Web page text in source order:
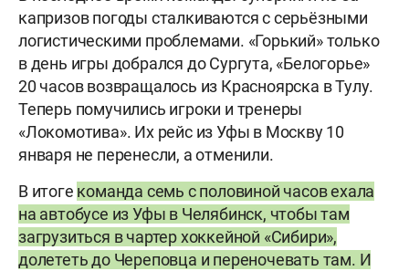
капризов погоды сталкиваются с серьёзными
логистическими проблемами. «Горький» только
в день игры добрался до Сургута, «Белогорье»
20 часов возвращалось из Красноярска в Тулу.
Теперь помучились игроки и тренеры
«Локомотива». Их рейс из Уфы в Москву 10
января не перенесли, а отменили.
В итоге команда семь с половиной часов ехала
на автобусе из Уфы в Челябинск, чтобы там
загрузиться в чартер хоккейной «Сибири»,
долететь до Череповца и переночевать там. И